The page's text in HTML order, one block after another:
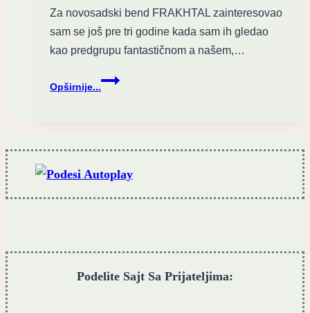
o
dugoočekivanom
izdanju!
Za novosadski bend FRAKHTAL zainteresovao
sam se još pre tri godine kada sam ih gledao
kao predgrupu fantastičnom a našem,…
Opširnije...
FRAKHTAL
:
Podelite Sajt Sa Prijateljima: